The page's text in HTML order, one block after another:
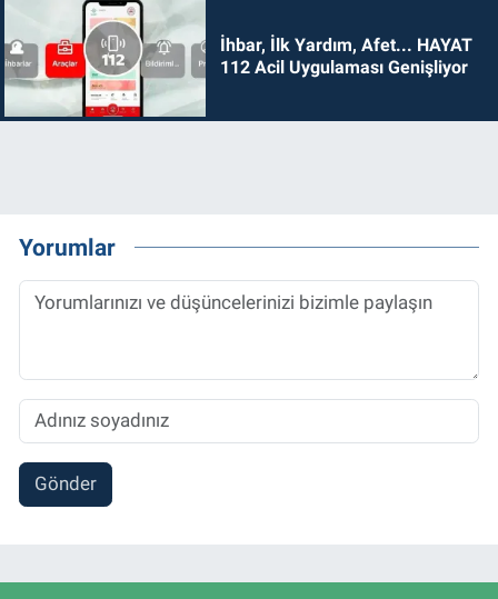
İhbar, İlk Yardım, Afet... HAYAT
112 Acil Uygulaması Genişliyor
Yorumlar
Gönder